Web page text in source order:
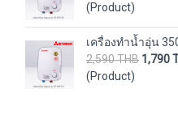
(Product)
เครื่องทำน้ำอุ่น
2,590 THB 1,790
(Product)